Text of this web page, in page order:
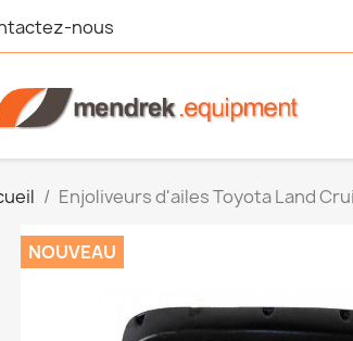
nous
Enjoliveurs d'ailes Toyota Land
NOUVEAU